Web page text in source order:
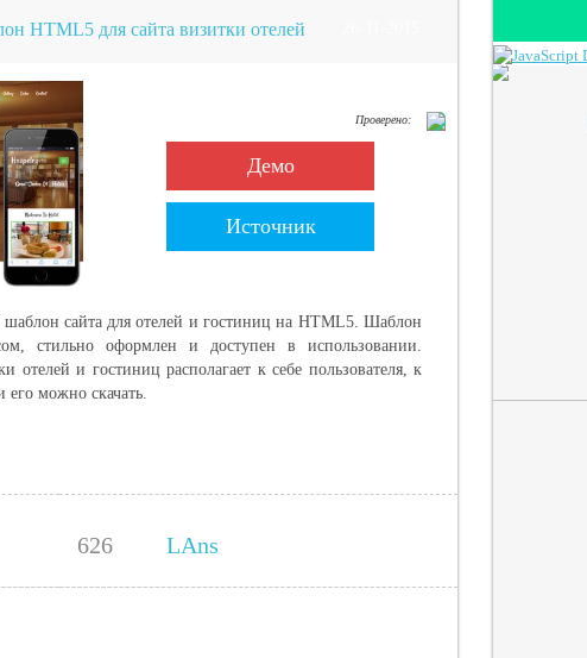
HTML5 для сайта визитки отелей
Проверено:
Демо
Источник
шаблон сайта для отелей и гостиниц на HTML5. Шаблон
стильно оформлен и доступен в использовании.
отелей и гостиниц располагает к себе пользователя, к
его можно скачать.
626 LAns